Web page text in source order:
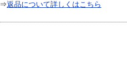
⇒返品について詳しくはこちら